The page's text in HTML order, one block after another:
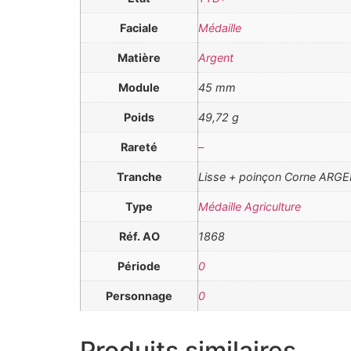
Faciale Médaille
Matière Argent
Module 45 mm
Poids 49,72 g
Rareté –
Tranche Lisse + poinçon Corne
Type Médaille Agriculture
Réf. AO 1868
Période 0
Personnage 0